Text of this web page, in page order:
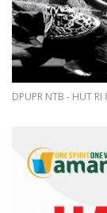
DPUPR NTB - HUT